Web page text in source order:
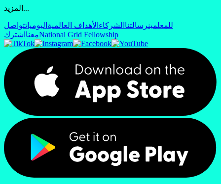
المزيد...
للمعلمينرسالتنا الشركاء الأهداف العالمية اليومياتتواصل
معنا اشترك National Grid Fellowship